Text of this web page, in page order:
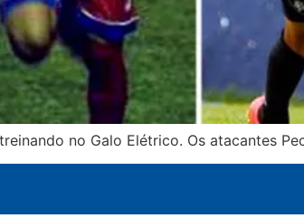
no Galo Elétrico. Os atacantes